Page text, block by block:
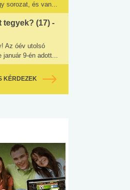
sorozat, és van...
tegyek? (17) -
Az óév utolsó
január 9-én adott...
KÉRDEZEK